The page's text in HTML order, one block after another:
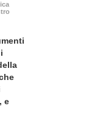
e